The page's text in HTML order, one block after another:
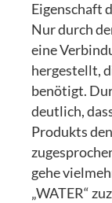
Eigenschaft
Nur durch
eine
hergestellt,
benötigt.
deutlich,
Produkts
gehe
„WATER“